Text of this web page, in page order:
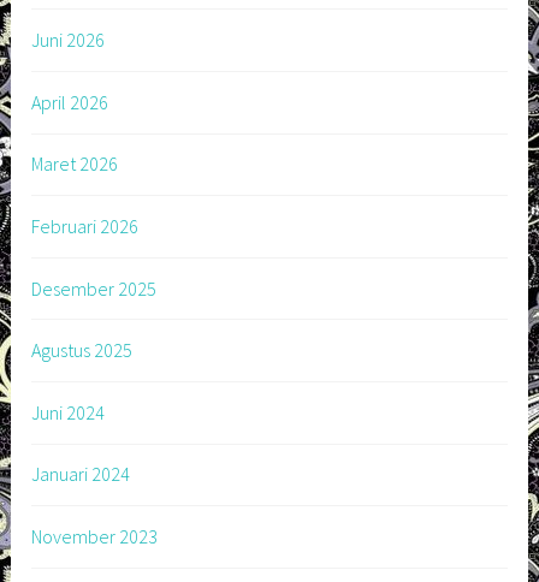
Juni 2026
April 2026
Maret 2026
Februari 2026
Desember 2025
Agustus 2025
Juni 2024
Januari 2024
November 2023